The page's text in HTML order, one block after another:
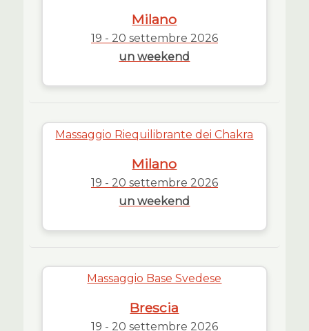
Milano
19 - 20 settembre 2026
un weekend
Massaggio Riequilibrante dei Chakra
Milano
19 - 20 settembre 2026
un weekend
Massaggio Base Svedese
Brescia
19 - 20 settembre 2026